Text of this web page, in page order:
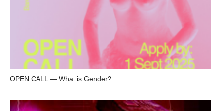
OPEN CALL — What is Gender?